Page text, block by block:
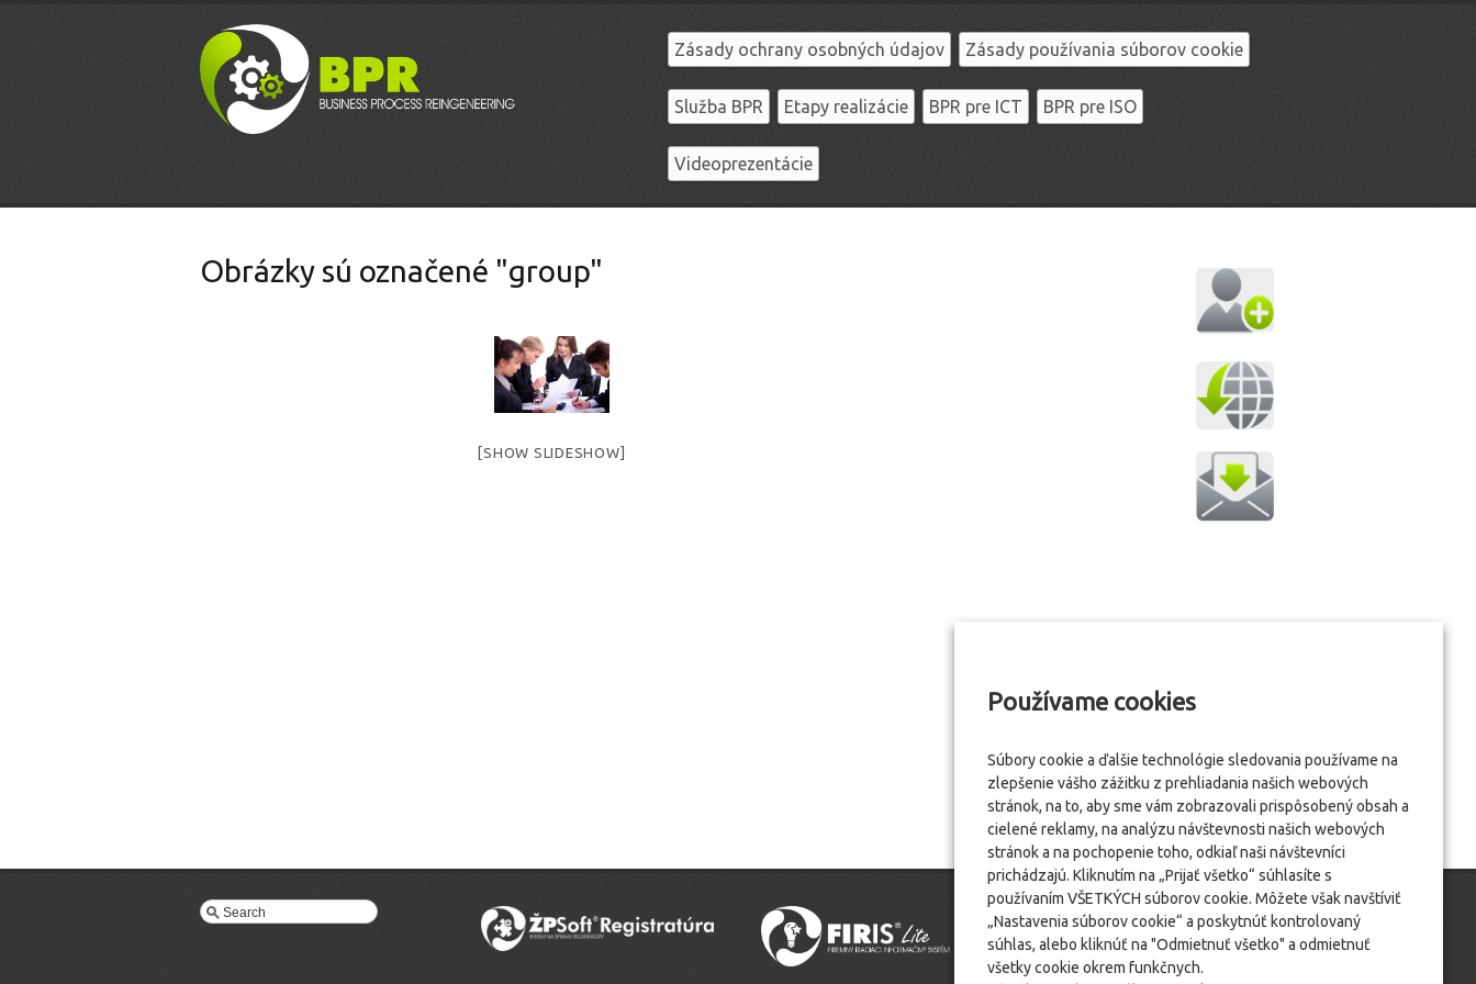
Zásady ochrany osobných údajov Zásady používania súborov cookie
Služba BPR Etapy realizácie BPR pre ICT BPR pre ISO
Videoprezentácie
Obrázky sú označené "group"
[SHOW SLIDESHOW]
Používame cookies
Súbory cookie a ďalšie technológie sledovania používame na
zlepšenie vášho zážitku z prehliadania našich webových
stránok, na to, aby sme vám zobrazovali prispôsobený obsah a
cielené reklamy, na analýzu návštevnosti našich webových
stránok a na pochopenie toho, odkiaľ naši návštevníci
prichádzajú. Kliknutím na „Prijať všetko“ súhlasíte s
používaním VŠETKÝCH súborov cookie. Môžete však navštíviť
„Nastavenia súborov cookie“ a poskytnúť kontrolovaný
súhlas, alebo kliknúť na "Odmietnuť všetko" a odmietnuť
všetky cookie okrem funkčnych.